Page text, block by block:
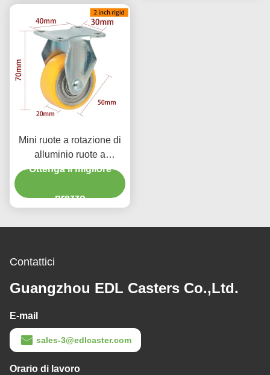
Mini ruote a rotazione di
alluminio ruote a
rotazione da 2 pollici
Ottenga il migliore
prezzo
Contattici
Guangzhou EDL Casters Co.,Ltd.
E-mail
sales-3@edlcaster.com
Orario di lavoro